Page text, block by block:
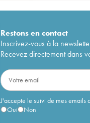
Restons encontact
Inscrivez-vous à la
Recevez directement dans
J'accepte le suivi de mes emails
Oui
Non